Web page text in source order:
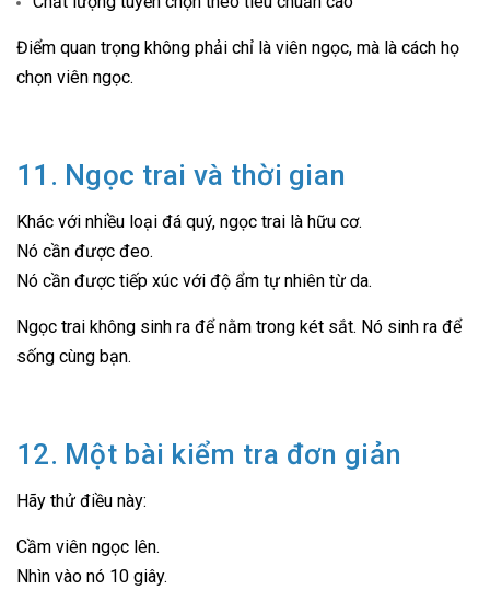
Điểm quan trọng không phải chỉ là viên ngọc, mà là cách họ
chọn viên ngọc.
11. Ngọc trai và thời gian
Khác với nhiều loại đá quý, ngọc trai là hữu cơ.
Nó cần được đeo.
Nó cần được tiếp xúc với độ ẩm tự nhiên từ da.
Ngọc trai không sinh ra để nằm trong két sắt. Nó sinh ra để
sống cùng bạn.
12. Một bài kiểm tra đơn giản
Hãy thử điều này:
Cầm viên ngọc lên.
Nhìn vào nó 10 giây.